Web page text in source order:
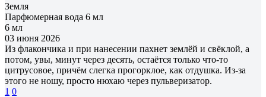
Земля
Парфюмерная вода 6 мл
6 мл
03 июня 2026
Из флакончика и при нанесении пахнет землёй и свёклой, а
потом, увы, минут через десять, остаётся только что-то
цитрусовое, причём слегка прогорклое, как отдушка. Из-за
этого не ношу, просто нюхаю через пульверизатор.
1 0